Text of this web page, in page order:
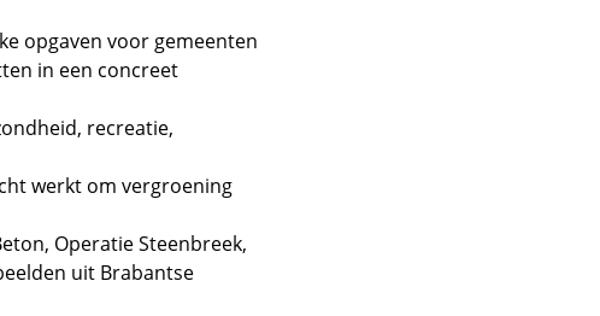
opgaven voor gemeenten
in een concreet
recreatie,
werkt om vergroening
Operatie Steenbreek,
uit Brabantse